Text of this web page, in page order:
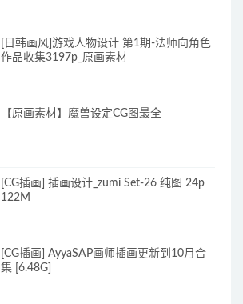
[日韩画风]游戏人物设计 第1期-法师向角色
作品收集3197p_原画素材
【原画素材】魔兽设定CG图最全
[CG插画] 插画设计_zumi Set-26 纯图 24p
122M
[CG插画] AyyaSAP画师插画更新到10月合
集 [6.48G]